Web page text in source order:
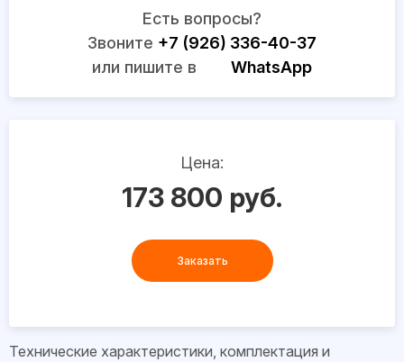
Есть вопросы?
Звоните +7 (926) 336-40-37
или пишите в
WhatsApp
Цена:
173 800 руб.
Заказать
Технические характеристики, комплектация и